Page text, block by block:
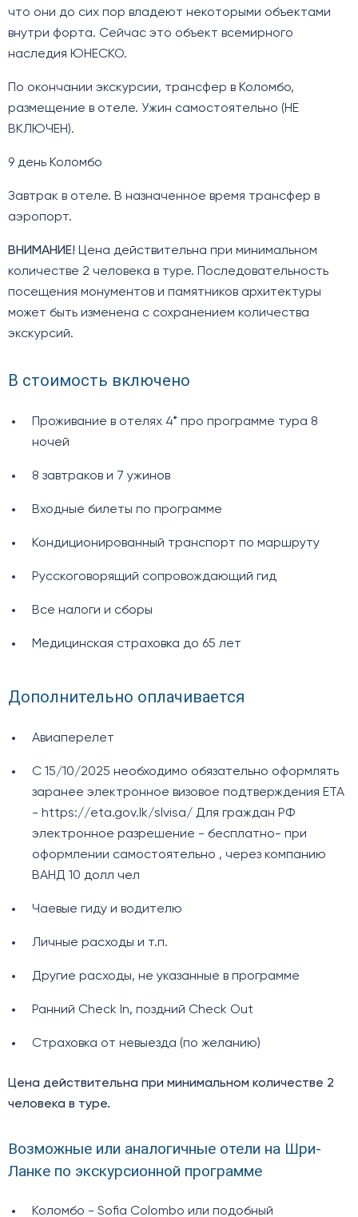
что они до сих пор владеют некоторыми объектами
внутри форта. Сейчас это объект всемирного
наследия ЮНЕСКО.
По окончании экскурсии, трансфер в Коломбо,
размещение в отеле. Ужин самостоятельно (НЕ
ВКЛЮЧЕН).
9 день Коломбо
Завтрак в отеле. В назначенное время трансфер в
аэропорт.
ВНИМАНИЕ! Цена действительна при минимальном
количестве 2 человека в туре. Последовательность
посещения монументов и памятников архитектуры
может быть изменена с сохранением количества
экскурсий.
В стоимость включено
Проживание в отелях 4* про программе тура 8
ночей
8 завтраков и 7 ужинов
Входные билеты по программе
Кондиционированный транспорт по маршруту
Русскоговорящий сопровождающий гид
Все налоги и сборы
Медицинская страховка до 65 лет
Дополнительно оплачивается
Авиаперелет
С 15/10/2025 необходимо обязательно оформлять
заранее электронное визовое подтверждения ETA
- https://eta.gov.lk/slvisa/ Для граждан РФ
электронное разрешение - бесплатно- при
оформлении самостоятельно , через компанию
ВАНД 10 долл чел
Чаевые гиду и водителю
Личные расходы и т.п.
Другие расходы, не указанные в программе
Ранний Check In, поздний Check Out
Cтраховка от невыезда (по желанию)
Цена действительна при минимальном количестве 2
человека в туре.
Возможные или аналогичные отели на Шри-
Ланке по экскурсионной программе
Коломбо - Sofia Colombo или подобный